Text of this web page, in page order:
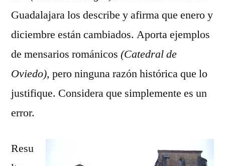
Guadalajara los describe y afirma que enero y
diciembre están cambiados. Aporta ejemplos
de mensarios románicos (Catedral de
Oviedo), pero ninguna razón histórica que lo
justifique. Considera que simplemente es un
error.
Resu